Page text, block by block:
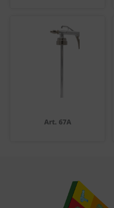
Art. 67A